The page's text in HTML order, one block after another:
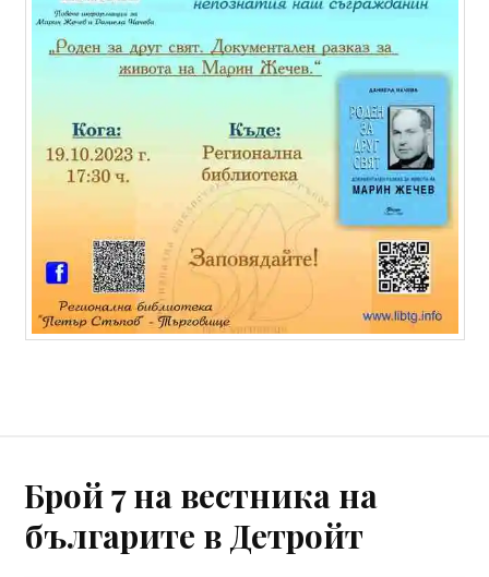
Брой 7 на вестника на
българите в Детройт